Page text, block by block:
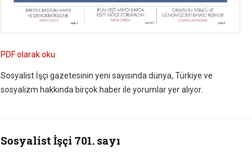
PDF olarak oku
Sosyalist İşçi gazetesinin yeni sayısında dünya, Türkiye ve
sosyalizm hakkında birçok haber ile yorumlar yer alıyor.
Sosyalist İşçi 701. sayı